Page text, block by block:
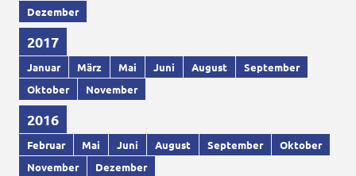
Dezember
2017
Januar März Mai Juni August
September
Oktober
November
2016
Februar Mai Juni August September
Oktober
November
Dezember